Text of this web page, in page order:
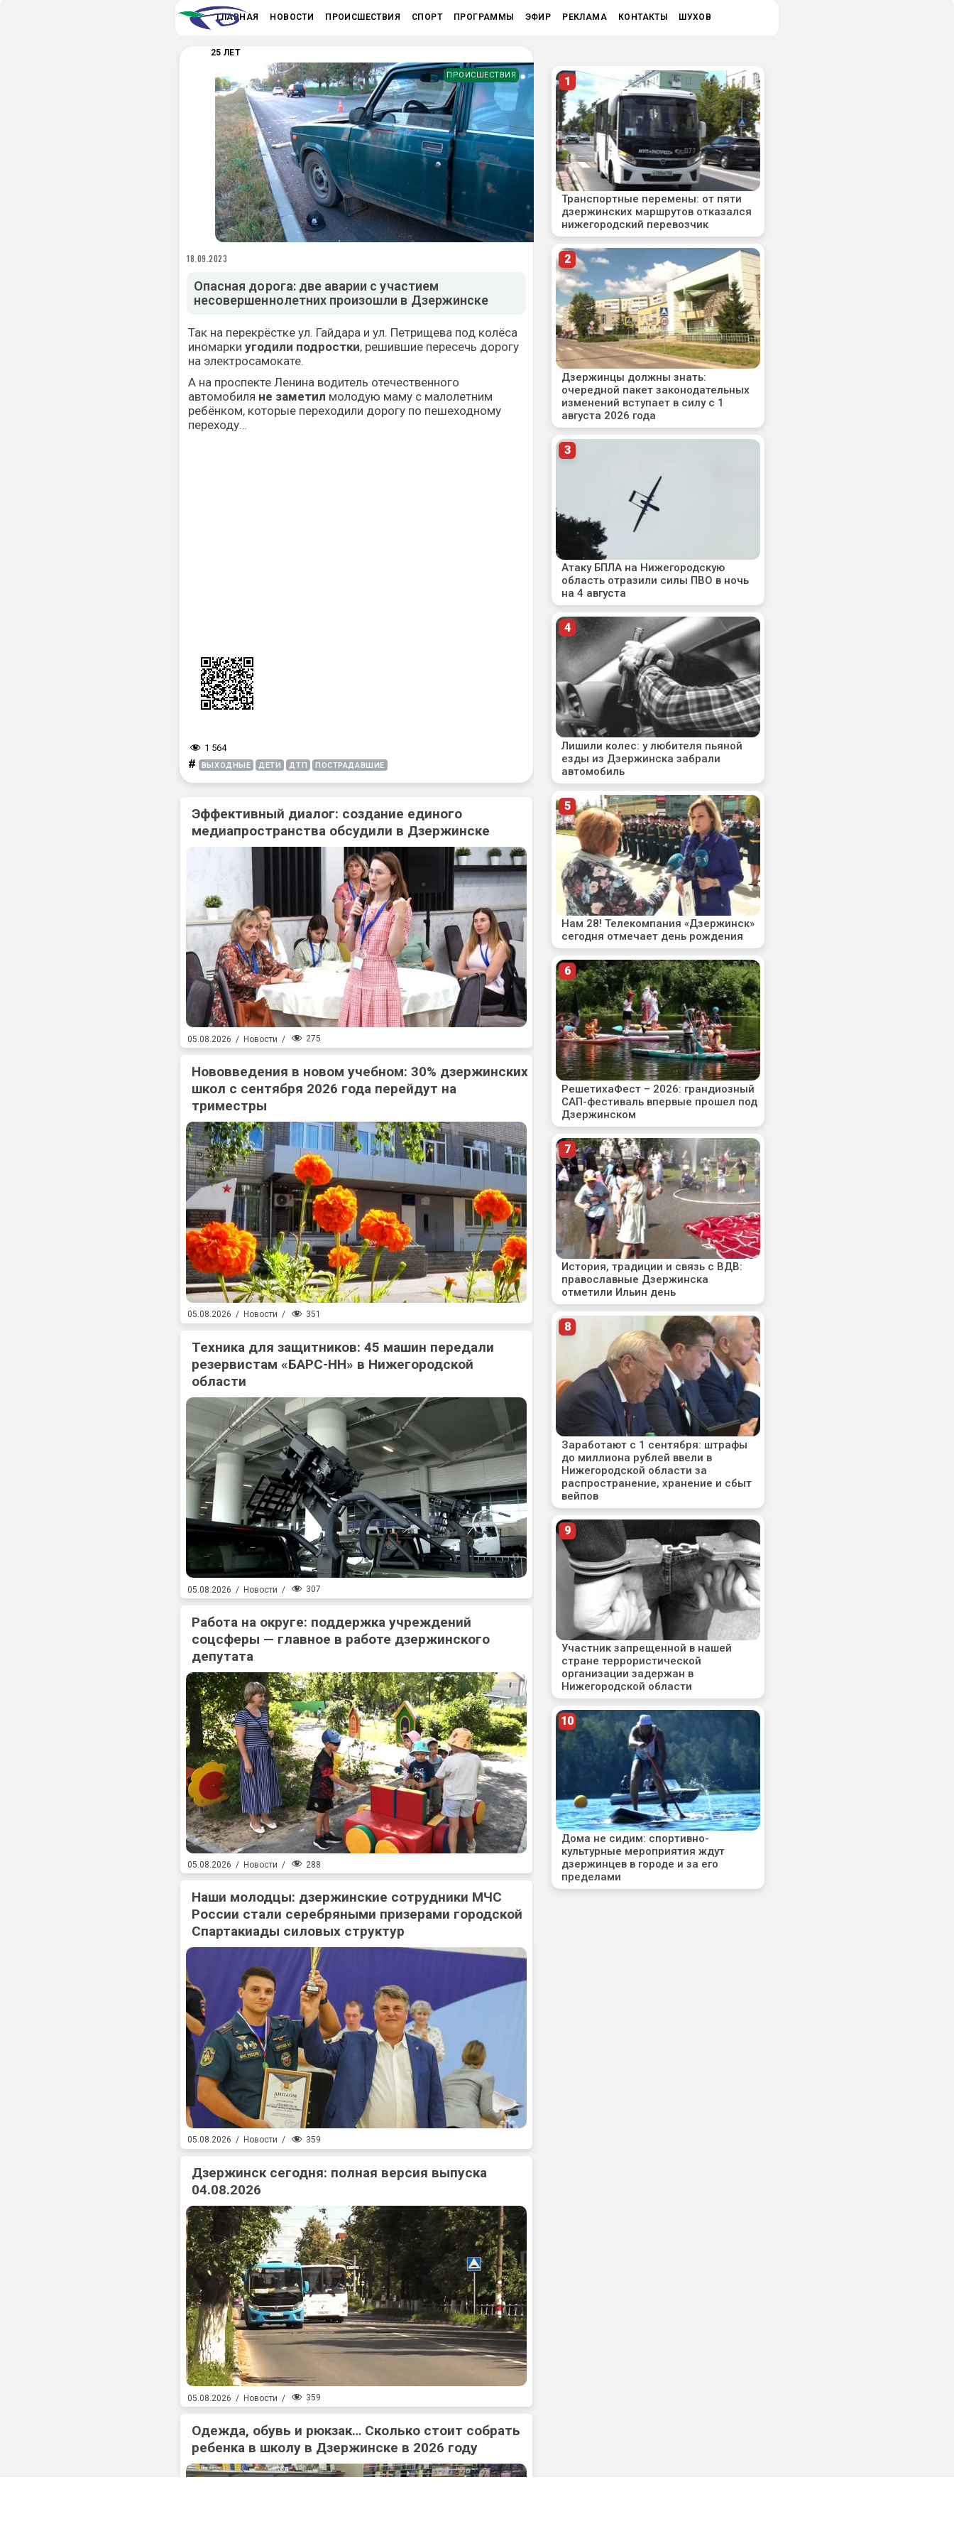
ГЛАВНАЯ НОВОСТИ ПРОИСШЕСТВИЯ СПОРТ ПРОГРАММЫ ЭФИР РЕКЛАМА КОНТАКТЫ ШУХОВ
25 ЛЕТ
ПРОИСШЕСТВИЯ
18.09.2023
Опасная дорога: две аварии с участием
несовершеннолетних произошли в Дзержинске
Так на перекрёстке ул. Гайдара и ул. Петрищева под колёса
иномарки угодили подростки, решившие пересечь дорогу
на электросамокате.
А на проспекте Ленина водитель отечественного
автомобиля не заметил молодую маму с малолетним
ребёнком, которые переходили дорогу по пешеходному
переходу…
1 564
# ВЫХОДНЫЕ ДЕТИ ДТП ПОСТРАДАВШИЕ
Эффективный диалог: создание единого
медиапространства обсудили в Дзержинске
05.08.2026 / Новости / 275
Нововведения в новом учебном: 30% дзержинских
школ с сентября 2026 года перейдут на
триместры
05.08.2026 / Новости / 351
Техника для защитников: 45 машин передали
резервистам «БАРС-НН» в Нижегородской
области
05.08.2026 / Новости / 307
Работа на округе: поддержка учреждений
соцсферы — главное в работе дзержинского
депутата
05.08.2026 / Новости / 288
Наши молодцы: дзержинские сотрудники МЧС
России стали серебряными призерами городской
Спартакиады силовых структур
05.08.2026 / Новости / 359
Дзержинск сегодня: полная версия выпуска
04.08.2026
05.08.2026 / Новости / 359
Одежда, обувь и рюкзак… Сколько стоит собрать
ребенка в школу в Дзержинске в 2026 году